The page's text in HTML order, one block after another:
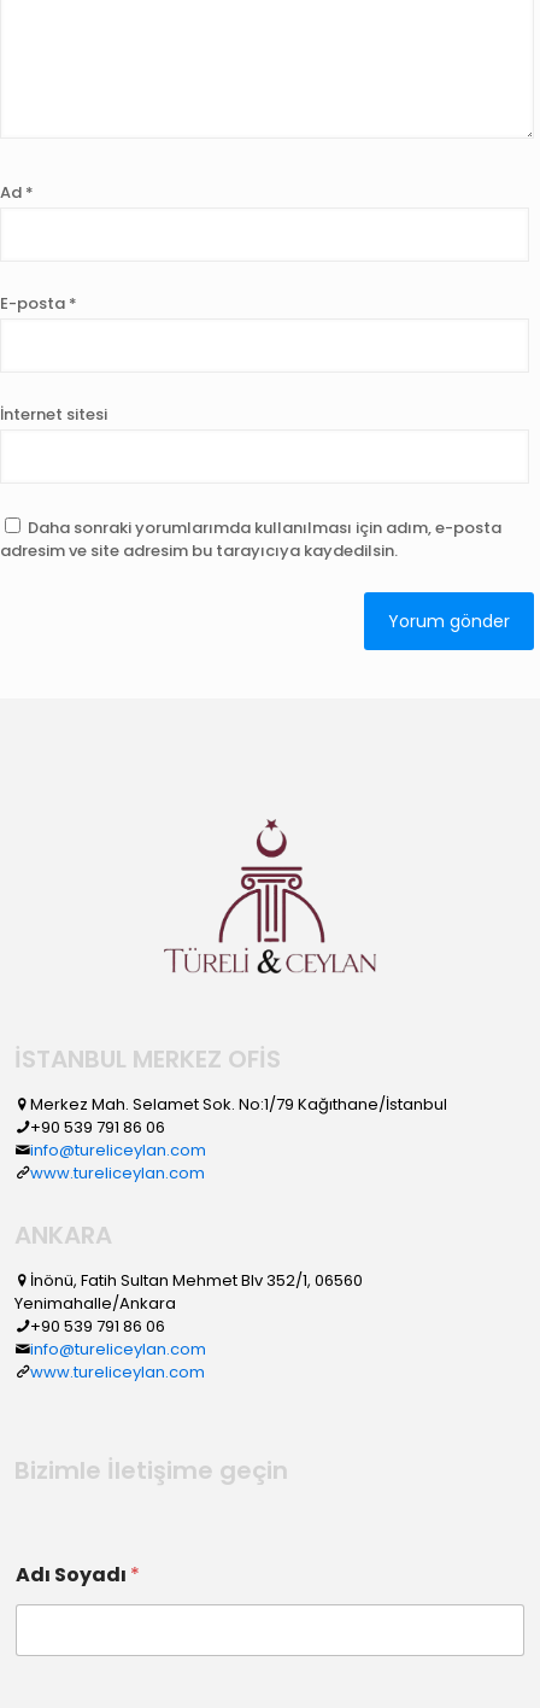
Ad *
E-posta *
İnternet sitesi
Daha sonraki yorumlarımda kullanılması için adım, e-posta
adresim ve site adresim bu tarayıcıya kaydedilsin.
İSTANBUL MERKEZ OFİS
Merkez Mah. Selamet Sok. No:1/79 Kağıthane/İstanbul
+90 539 791 86 06
info@tureliceylan.com
www.tureliceylan.com
ANKARA
İnönü, Fatih Sultan Mehmet Blv 352/1, 06560
Yenimahalle/Ankara
+90 539 791 86 06
info@tureliceylan.com
www.tureliceylan.com
Bizimle İletişime geçin
Adı Soyadı *